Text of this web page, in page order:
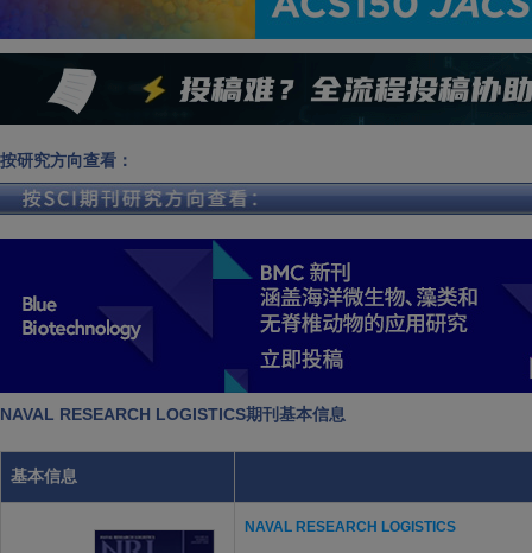
按研究方向查看：
NAVAL RESEARCH LOGISTICS期刊基本信息
基本信息
NAVAL RESEARCH LOGISTICS